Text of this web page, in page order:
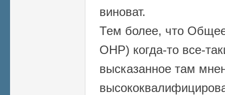
виноват.
Тем более, что
ОНР) когда-то все-
высказанное там